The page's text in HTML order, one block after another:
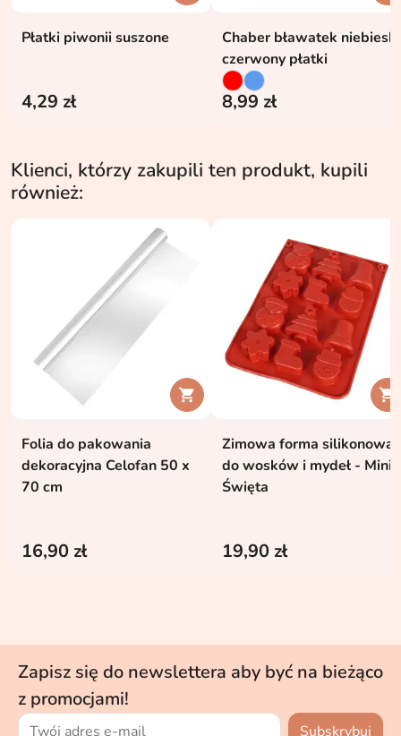
Płatki piwonii suszone
4,29 zł
Chaber bławatek niebieski
czerwony płatki
8,99 zł
Klienci, którzy zakupili ten produkt, kupili
również:

Folia do pakowania
dekoracyjna Celofan 50 x
70 cm
16,90 zł

Zimowa forma silikonowa
do wosków i mydeł - Mini
Święta
19,90 zł
Zapisz się do newslettera aby być na bieżąco
z promocjami!